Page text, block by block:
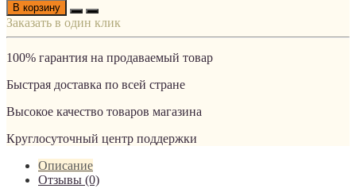
В корзину
Заказать в один клик
100% гарантия на продаваемый товар
Быстрая доставка по всей стране
Высокое качество товаров магазина
Круглосуточный центр поддержки
Описание
Отзывы (0)